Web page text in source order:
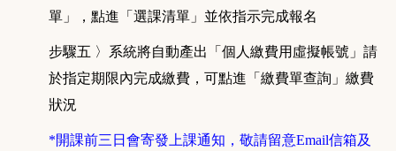
單」，點進「選課清單」並依指示完成報名
步驟五 〉系統將自動產出「個人繳費用虛擬帳號」請
於指定期限內完成繳費，可點進「繳費單查詢」繳費
狀況
*開課前三日會寄發上課通知，敬請留意Email信箱及